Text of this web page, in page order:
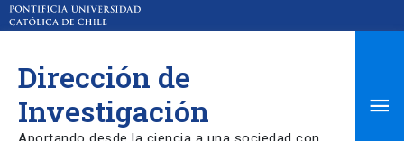
Dirección de
Investigación